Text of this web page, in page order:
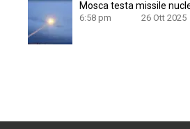
Mosca testa missile
6:58 pm 26 Ott 2025